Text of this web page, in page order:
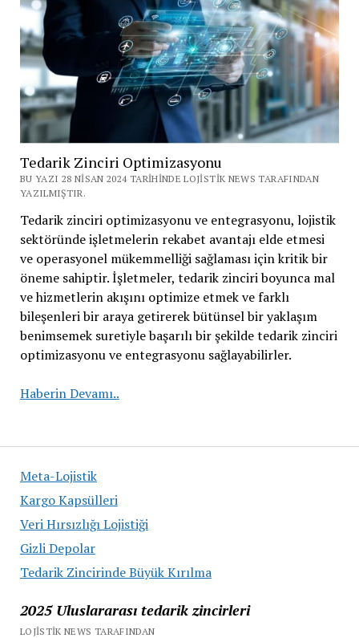
Meta-Lojistik
Kargo Kapsülleri
Veri Hırsızlığı Lojistiği
Gizli Depolar
Tedarik Zincirinde Büyük Kırılma
2025 Uluslararası tedarik zincirleri
LOJISTIK NEWS TARAFINDAN
Acil
Durum
Planlaması
Tedarik Zinciri Optimizasyonu
BU YAZI 28 NISAN 2024 TARIHINDE LOJISTIK NEWS TARAFINDAN
YAZILMIŞTIR.
Tedarik zinciri optimizasyonu ve entegrasyonu, lojistik
sektöründe işletmelerin rekabet avantajı elde etmesi
ve operasyonel mükemmelliği sağlaması için kritik bir
öneme sahiptir. İşletmeler, tedarik zinciri boyunca mal
ve hizmetlerin akışını optimize etmek ve farklı
bileşenleri bir araya getirerek bütünsel bir yaklaşım
benimsemek suretiyle başarılı bir şekilde tedarik zinciri
optimizasyonu ve entegrasyonu sağlayabilirler.
Haberin Devamı..Tedarik